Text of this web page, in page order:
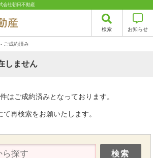
会社朝日不動産
検索 お知らせ
ご成約済み
しません
はご成約済みとなっております。
て再検索をお願いたします。